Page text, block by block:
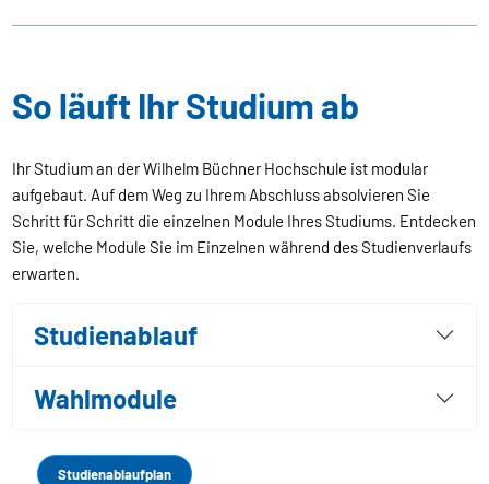
So läuft Ihr Studium ab
Ihr Studium an der Wilhelm Büchner Hochschule ist modular
aufgebaut. Auf dem Weg zu Ihrem Abschluss absolvieren Sie
Schritt für Schritt die einzelnen Module Ihres Studiums. Entdecken
Sie, welche Module Sie im Einzelnen während des Studienverlaufs
erwarten.
Studienablauf
Wahlmodule
Studienablaufplan